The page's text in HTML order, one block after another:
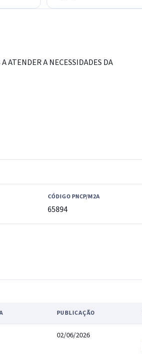
ATENDER A NECESSIDADES DA
CÓDIGO PNCP/M2A
65894
PUBLICAÇÃO
02/06/2026